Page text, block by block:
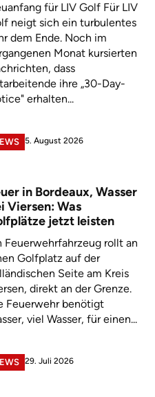
für LIV Golf Für LIV
neigt sich ein turbulentes
dem Ende. Noch im
Monat kursierten
dass
ihre „30-Day-
erhalten...
5. August 2026
in Bordeaux, Wasser
Viersen: Was
jetzt leisten
Feuerwehrfahrzeug rollt an
Golfplatz auf der
Seite am Kreis
direkt an der Grenze.
Feuerwehr benötigt
viel Wasser, für einen...
29. Juli 2026